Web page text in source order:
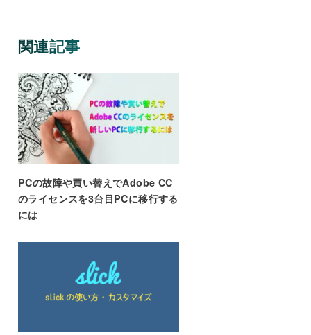
関連記事
PCの故障や買い替えでAdobe CC
のライセンスを3台目PCに移行する
には